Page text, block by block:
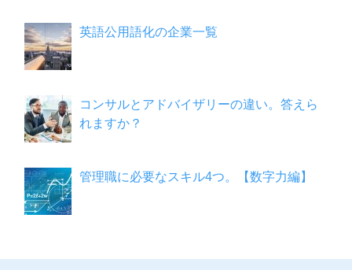
英語公用語化の企業一覧
コンサルとアドバイザリーの違い。答えら
れますか？
管理職に必要なスキル4つ。【数字力編】